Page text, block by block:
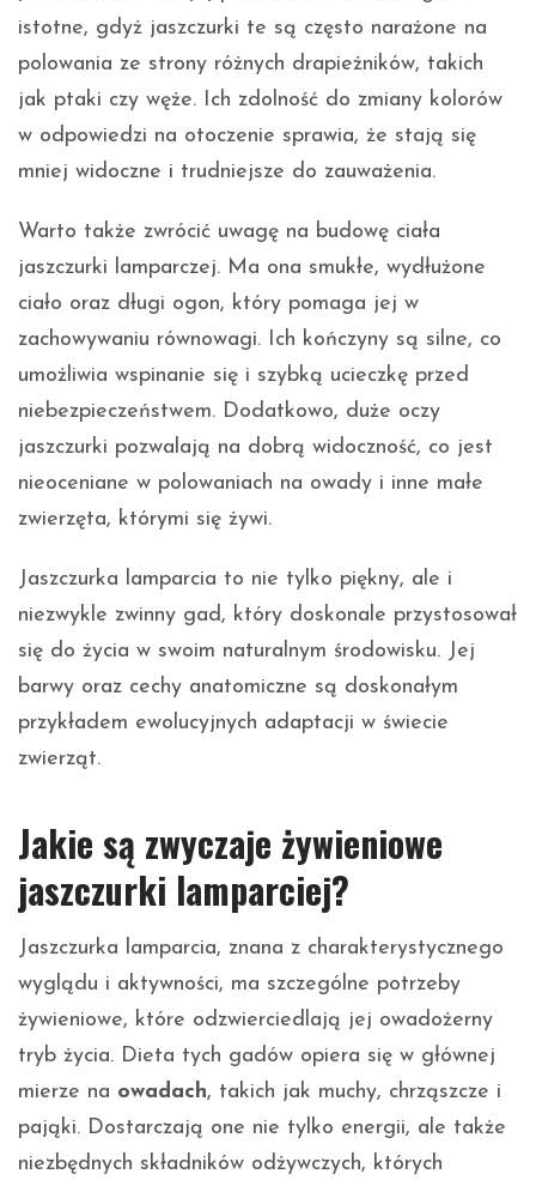
istotne, gdyż jaszczurki te są często narażone na
polowania ze strony różnych drapieżników, takich
jak ptaki czy węże. Ich zdolność do zmiany kolorów
w odpowiedzi na otoczenie sprawia, że stają się
mniej widoczne i trudniejsze do zauważenia.
Warto także zwrócić uwagę na budowę ciała
jaszczurki lamparczej. Ma ona smukłe, wydłużone
ciało oraz długi ogon, który pomaga jej w
zachowywaniu równowagi. Ich kończyny są silne, co
umożliwia wspinanie się i szybką ucieczkę przed
niebezpieczeństwem. Dodatkowo, duże oczy
jaszczurki pozwalają na dobrą widoczność, co jest
nieoceniane w polowaniach na owady i inne małe
zwierzęta, którymi się żywi.
Jaszczurka lamparcia to nie tylko piękny, ale i
niezwykle zwinny gad, który doskonale przystosował
się do życia w swoim naturalnym środowisku. Jej
barwy oraz cechy anatomiczne są doskonałym
przykładem ewolucyjnych adaptacji w świecie
zwierząt.
Jakie są zwyczaje żywieniowe
jaszczurki lamparciej?
Jaszczurka lamparcia, znana z charakterystycznego
wyglądu i aktywności, ma szczególne potrzeby
żywieniowe, które odzwierciedlają jej owadożerny
tryb życia. Dieta tych gadów opiera się w głównej
mierze na owadach, takich jak muchy, chrząszcze i
pająki. Dostarczają one nie tylko energii, ale także
niezbędnych składników odżywczych, których